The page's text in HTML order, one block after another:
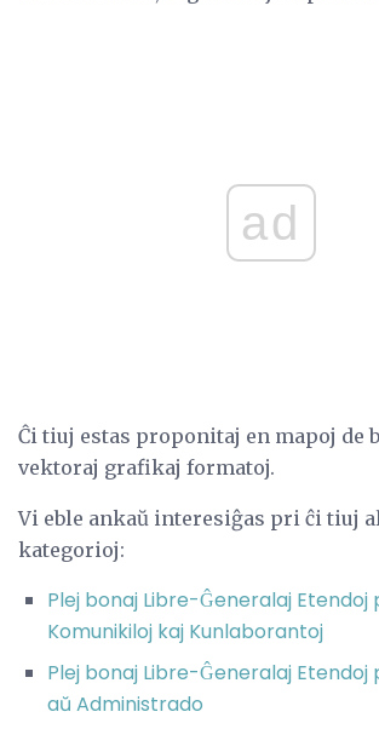
ad
Ĉi tiuj estas proponitaj en mapoj de
vektoraj grafikaj formatoj.
Vi eble ankaŭ interesiĝas pri ĉi tiuj
kategorioj:
Plej bonaj Libre-Ĝeneralaj Etendoj
Komunikiloj kaj Kunlaborantoj
Plej bonaj Libre-Ĝeneralaj
aŭ Administrado